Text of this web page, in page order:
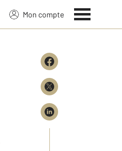
Mon compte